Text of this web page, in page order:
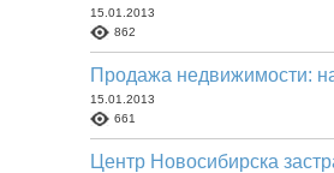
15.01.2013
862
Продажа недвижимости:
15.01.2013
661
Центр Новосибирска